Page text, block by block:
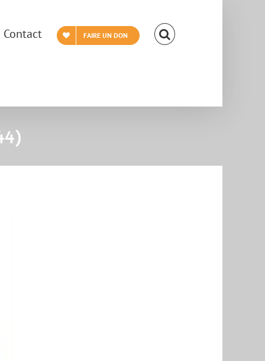
Contact FAIRE UN DON